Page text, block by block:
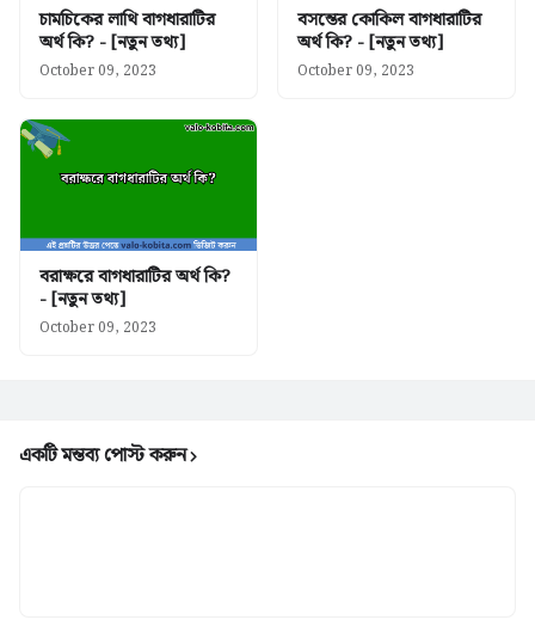
চামচিকের লাথি বাগধারাটির
অর্থ কি? - [নতুন তথ্য]
October 09, 2023
বসন্তের কোকিল বাগধারাটির
অর্থ কি? - [নতুন তথ্য]
October 09, 2023
বরাক্ষরে বাগধারাটির অর্থ কি?
- [নতুন তথ্য]
October 09, 2023
একটি মন্তব্য পোস্ট করুন